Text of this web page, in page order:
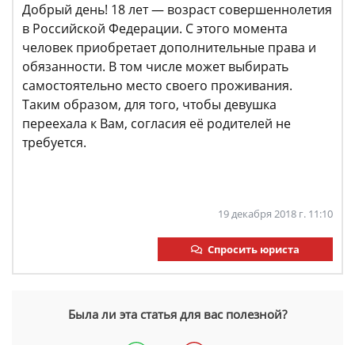
Добрый день! 18 лет — возраст совершеннолетия
в Российской Федерации. С этого момента
человек приобретает дополнительные права и
обязанности. В том числе может выбирать
самостоятельно место своего проживания.
Таким образом, для того, чтобы девушка
переехала к Вам, согласия её родителей не
требуется.
19 декабря 2018 г. 11:10
Спросить юриста
Была ли эта статья для вас полезной?